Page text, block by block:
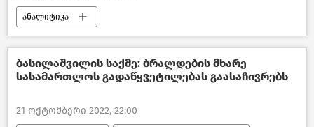
ანალიტიკა
რუსეთ-უკრაინის კონფლიქტი
ბასილაშვილის საქმე: ბრალდების მხარე
სასამართლოს გადაწყვეტილებას გაასაჩივრებს
21 ოქტომბერი 2022, 22:00